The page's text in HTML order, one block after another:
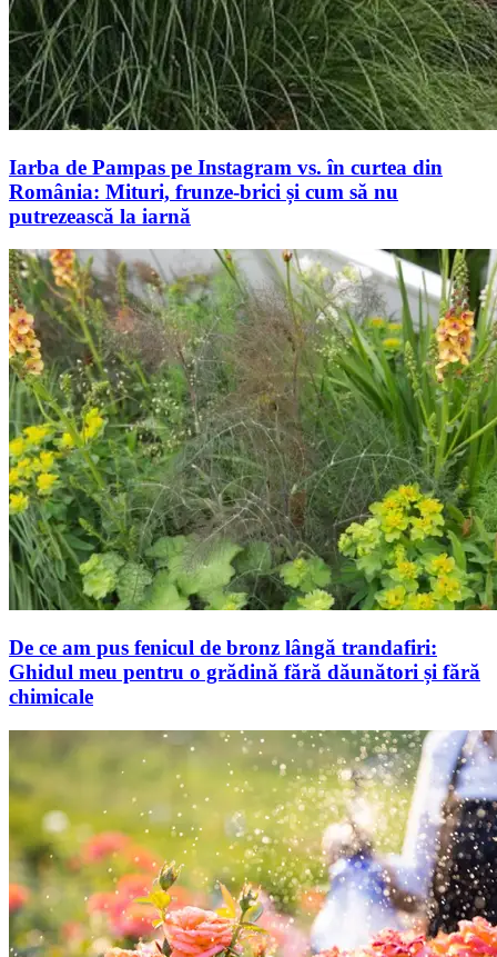
Iarba de Pampas pe Instagram vs. în curtea din
România: Mituri, frunze-brici și cum să nu
putrezească la iarnă
De ce am pus fenicul de bronz lângă trandafiri:
Ghidul meu pentru o grădină fără dăunători și fără
chimicale